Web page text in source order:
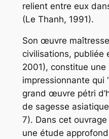
relient entre eux
(Le Thanh, 1991).
Son œuvre
civilisations, publiée
2001), constitue une
impressionnante qui
grand œuvre pétri
de sagesse
7). Dans cet
une étude